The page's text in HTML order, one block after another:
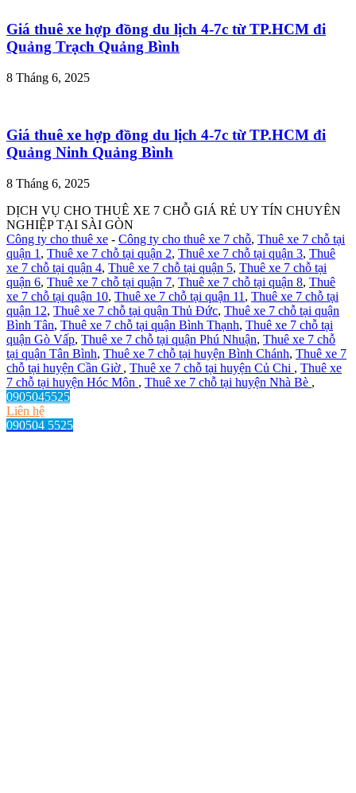
Giá thuê xe hợp đồng du lịch 4-7c từ TP.HCM đi
Quảng Trạch Quảng Bình
8 Tháng 6, 2025
Giá thuê xe hợp đồng du lịch 4-7c từ TP.HCM đi
Quảng Ninh Quảng Bình
8 Tháng 6, 2025
DỊCH VỤ CHO THUÊ XE 7 CHỖ GIÁ RẺ UY TÍN CHUYÊN
NGHIỆP TẠI SÀI GÒN
Công ty cho thuê xe - Công ty cho thuê xe 7 chỗ, Thuê xe 7 chỗ tại
quận 1 , Thuê xe 7 chỗ tại quận 2, Thuê xe 7 chỗ tại quận 3, Thuê
xe 7 chỗ tại quận 4, Thuê xe 7 chỗ tại quận 5, Thuê xe 7 chỗ tại
quận 6, Thuê xe 7 chỗ tại quận 7, Thuê xe 7 chỗ tại quận 8, Thuê
xe 7 chỗ tại quận 10, Thuê xe 7 chỗ tại quận 11 , Thuê xe 7 chỗ tại
quận 12, Thuê xe 7 chỗ tại quận Thủ Đức, Thuê xe 7 chỗ tại quận
Bình Tân, Thuê xe 7 chỗ tại quận Bình Thạnh, Thuê xe 7 chỗ tại
quận Gò Vấp, Thuê xe 7 chỗ tại quận Phú Nhuận, Thuê xe 7 chỗ
tại quận Tân Bình, Thuê xe 7 chỗ tại huyện Bình Chánh, Thuê xe 7
chỗ tại huyện Cần Giờ , Thuê xe 7 chỗ tại huyện Củ Chi , Thuê xe
7 chỗ tại huyện Hóc Môn , Thuê xe 7 chỗ tại huyện Nhà Bè ,
0905045525
Liên hệ
090504 5525